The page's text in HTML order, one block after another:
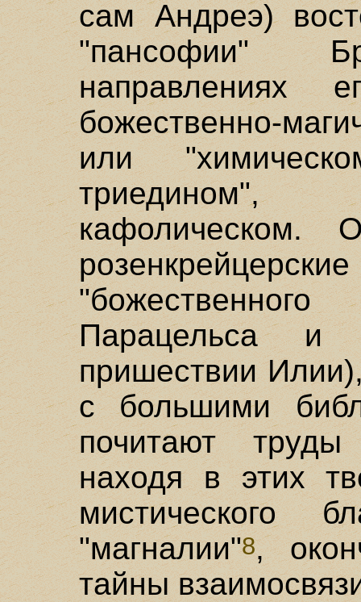
сам Андреэ)
"пансофии"
направлениях
божественно-
или
триедином",
кафолическом.
Парацельса и
пришествии
с большими
почитают
находя в этих
мистического
"магналии"8,
тайны